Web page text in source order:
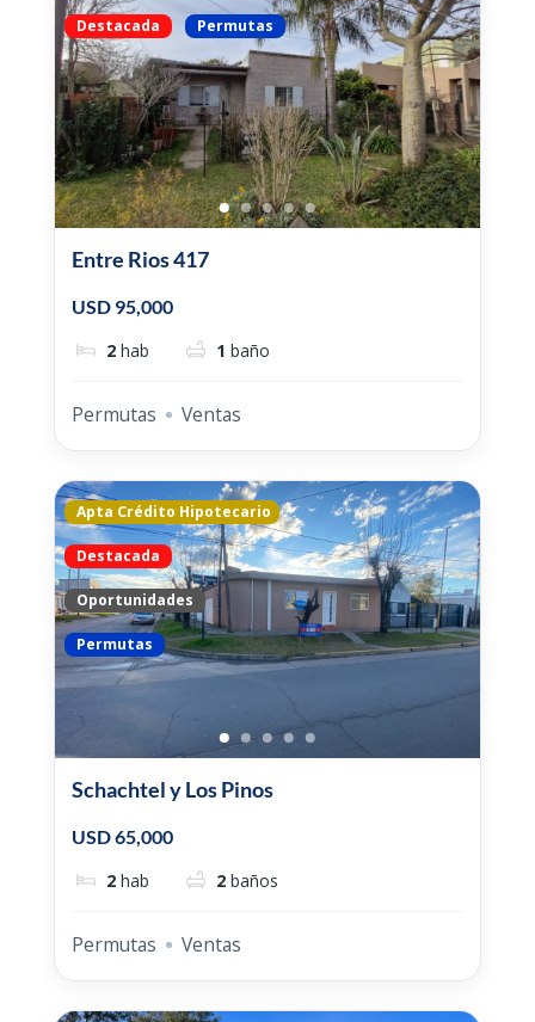
Destacada Permutas
Entre Rios 417
USD 95,000
2 hab 1 baño
Permutas Ventas
Apta Crédito Hipotecario
Destacada
Oportunidades
Permutas
Schachtel y Los Pinos
USD 65,000
2 hab 2 baños
Permutas Ventas